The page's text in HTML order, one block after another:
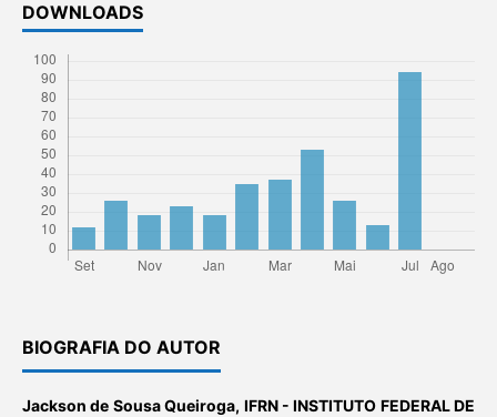
DOWNLOADS
BIOGRAFIA DO AUTOR
Jackson de Sousa Queiroga, IFRN - INSTITUTO FEDERAL DE